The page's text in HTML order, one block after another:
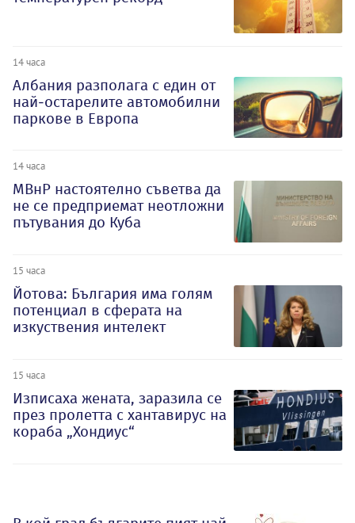
14 часа
Албания разполага с един от
най-остарелите автомобилни
паркове в Европа
14 часа
МВнР настоятелно съветва да
не се предприемат неотложни
пътувания до Куба
15 часа
Йотова: България има голям
потенциал в сферата на
изкуствения интелект
15 часа
Изписаха жената, заразила се
през пролетта с хантавирус на
кораба „Хондиус“